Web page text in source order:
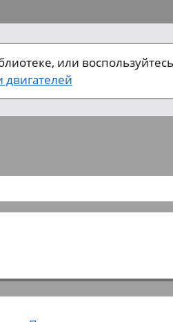
или воспользуйтесь